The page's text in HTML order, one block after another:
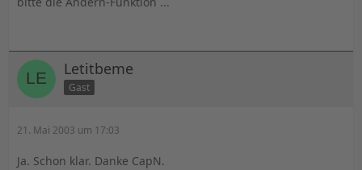
Letitbeme
Gast
21. Mai 2003 um 17:03
Ja. Schon klar. Danke CapN.